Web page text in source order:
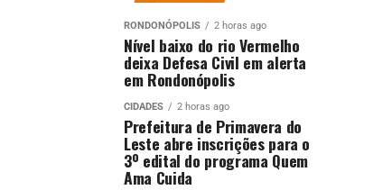
RONDONÓPOLIS 2 horas ago
Nível baixo do rio Vermelho
deixa Defesa Civil em alerta
em Rondonópolis
CIDADES 2 horas ago
Prefeitura de Primavera do
Leste abre inscrições para o
3º edital do programa Quem
Ama Cuida